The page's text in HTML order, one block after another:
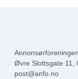
Annonsørforeningen
Øvre Slottsgate 11,
post@anfo.no